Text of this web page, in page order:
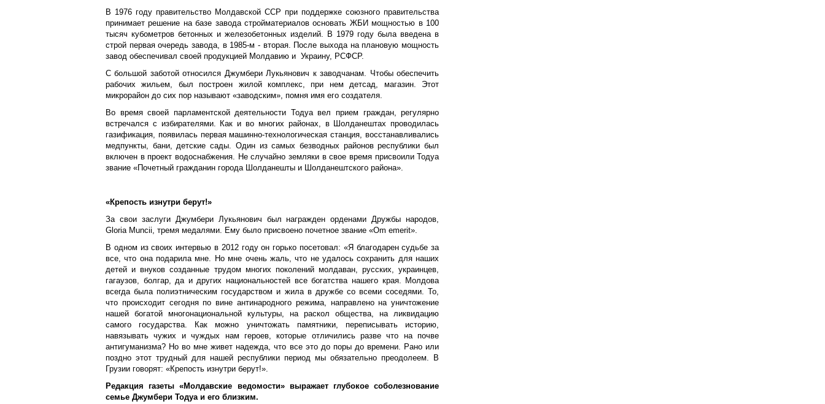
В 1976 году правительство Молдавской ССР при поддержке союзного правительства
принимает решение на базе завода стройматериалов основать ЖБИ мощностью в 100
тысяч кубометров бетонных и железобетонных изделий. В 1979 году была введена в
строй первая очередь завода, в 1985-м - вторая. После выхода на плановую мощность
завод обеспечивал своей продукцией Молдавию и Украину, РСФСР.
С большой заботой относился Джумбери Лукьянович к заводчанам. Чтобы обеспечить
рабочих жильем, был построен жилой комплекс, при нем детсад, магазин. Этот
микрорайон до сих пор называют «заводским», помня имя его создателя.
Во время своей парламентской деятельности Тодуа вел прием граждан, регулярно
встречался с избирателями. Как и во многих районах, в Шолданештах проводилась
газификация, появилась первая машинно-технологическая станция, восстанавливались
медпункты, бани, детские сады. Один из самых безводных районов республики был
включен в проект водоснабжения. Не случайно земляки в свое время присвоили Тодуа
звание «Почетный гражданин города Шолданешты и Шолданештского района».
«Крепость изнутри берут!»
За свои заслуги Джумбери Лукьянович был награжден орденами Дружбы народов,
Gloria Muncii, тремя медалями. Ему было присвоено почетное звание «Om еmerit».
В одном из своих интервью в 2012 году он горько посетовал: «Я благодарен судьбе за
все, что она подарила мне. Но мне очень жаль, что не удалось сохранить для наших
детей и внуков созданные трудом многих поколений молдаван, русских, украинцев,
гагаузов, болгар, да и других национальностей все богатства нашего края. Молдова
всегда была полиэтническим государством и жила в дружбе со всеми соседями. То,
что происходит сегодня по вине антинародного режима, направлено на уничтожение
нашей богатой многонациональной культуры, на раскол общества, на ликвидацию
самого государства. Как можно уничтожать памятники, переписывать историю,
навязывать чужих и чуждых нам героев, которые отличились разве что на почве
антигуманизма? Но во мне живет надежда, что все это до поры до времени. Рано или
поздно этот трудный для нашей республики период мы обязательно преодолеем. В
Грузии говорят: «Крепость изнутри берут!».
Редакция газеты «Молдавские ведомости» выражает глубокое соболезнование
семье Джумбери Тодуа и его близким.